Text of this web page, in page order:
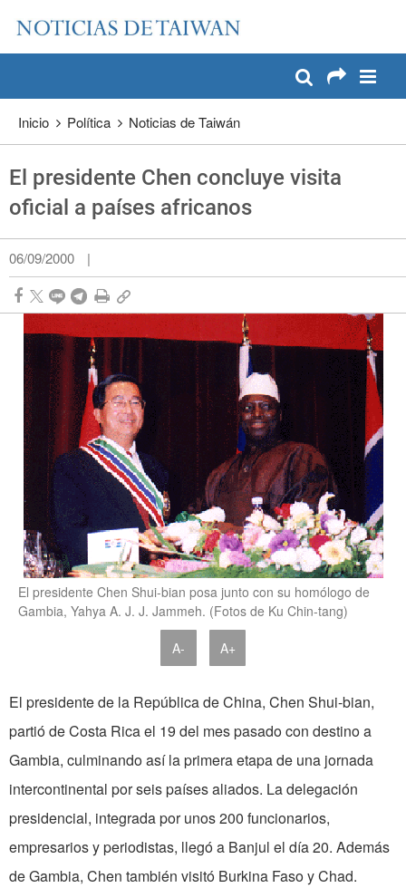
Pase a contenido principal
Inicio Política Noticias de Taiwán
El presidente Chen concluye visita
oficial a países africanos
06/09/2000 |
El presidente Chen Shui-bian posa junto con su homólogo de
Gambia, Yahya A. J. J. Jammeh. (Fotos de Ku Chin-tang)
A- A+
El presidente de la República de China, Chen Shui-bian,
partió de Costa Rica el 19 del mes pasado con destino a
Gambia, culminando así la primera etapa de una jornada
intercontinental por seis países aliados. La delegación
presidencial, integrada por unos 200 funcionarios,
empresarios y periodistas, llegó a Banjul el día 20. Además
de Gambia, Chen también visitó Burkina Faso y Chad.